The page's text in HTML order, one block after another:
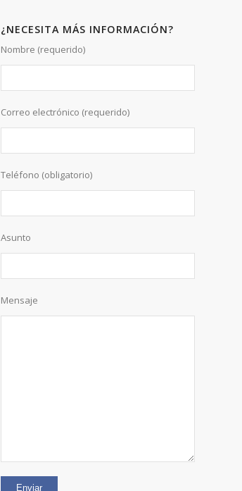
¿NECESITA MÁS INFORMACIÓN?
Nombre (requerido)
Correo electrónico (requerido)
Teléfono (obligatorio)
Asunto
Mensaje